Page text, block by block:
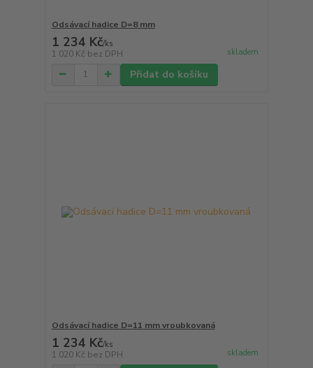
Odsávací hadice D=8 mm
1 234 Kč/ks
1 020 Kč bez DPH skladem
Přidat do košíku
Odsávací hadice D=11 mm vroubkovaná
1 234 Kč/ks
1 020 Kč bez DPH skladem